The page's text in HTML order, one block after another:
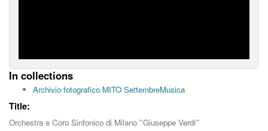
In collections
Archivio fotografico MITO SettembreMusica
Title:
Orchestra e Coro Sinfonico di Milano ''Giuseppe Verdi''